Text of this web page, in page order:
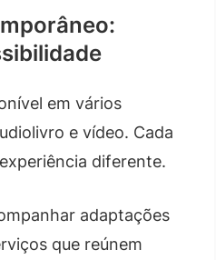
em vários
e vídeo. Cada
diferente.
adaptações
que reúnem